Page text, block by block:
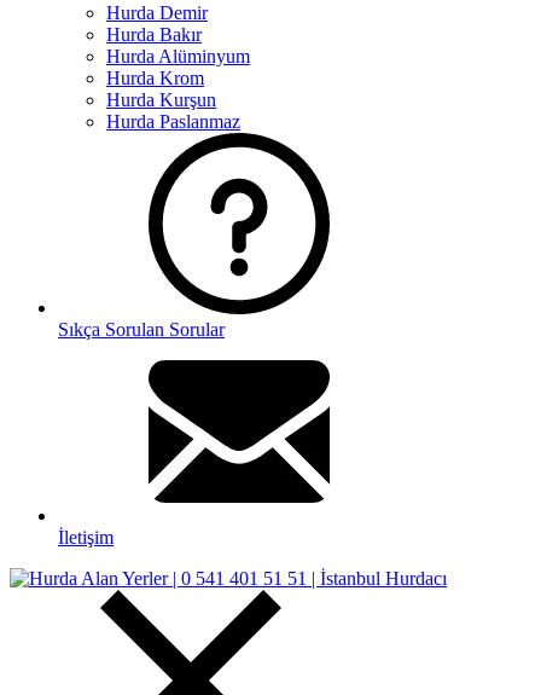
Hurda Demir
Hurda Bakır
Hurda Alüminyum
Hurda Krom
Hurda Kurşun
Hurda Paslanmaz
Sıkça Sorulan Sorular
İletişim